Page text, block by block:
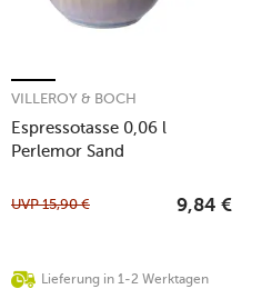
Espressotasse 0,06 l
Perlemor Sand
VILLEROY & BOCH
Lieferung in 1-2 Werktagen
UVP15,90 € 9,84 €